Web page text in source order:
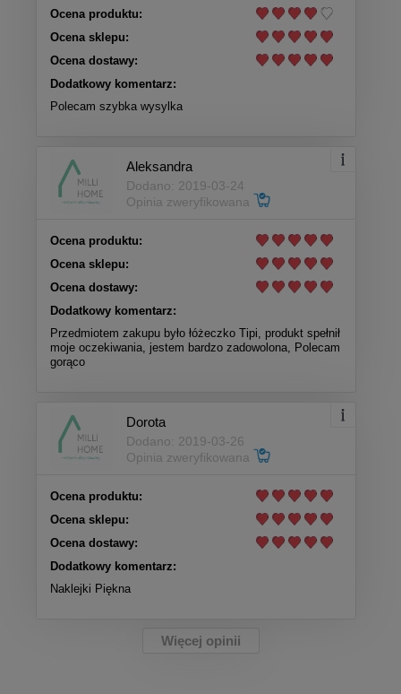
Ocena produktu:
Ocena sklepu:
Ocena dostawy:
Dodatkowy komentarz:
Polecam szybka wysylka
Aleksandra
Dodano: 2019-03-24
Opinia zweryfikowana
Ocena produktu:
Ocena sklepu:
Ocena dostawy:
Dodatkowy komentarz:
Przedmiotem zakupu było łóżeczko Tipi, produkt spełnił
moje oczekiwania, jestem bardzo zadowolona, Polecam
gorąco
Dorota
Dodano: 2019-03-26
Opinia zweryfikowana
Ocena produktu:
Ocena sklepu:
Ocena dostawy:
Dodatkowy komentarz:
Naklejki Piękna
Więcej opinii